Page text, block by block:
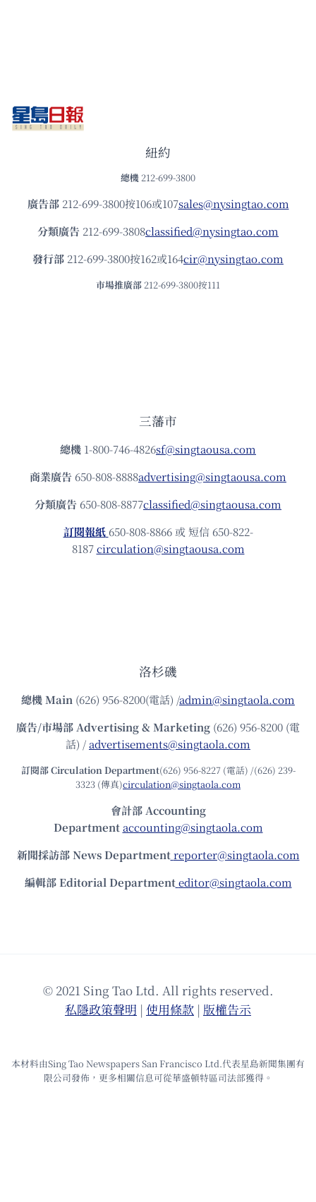
紐約
總機 212-699-3800
廣告部212-699-3800按106或107sales@nysingtao.com
分類廣告 212-699-3808classified@nysingtao.com
發⾏部 212-699-3800按162或164cir@nysingtao.com
市場推廣部 212-699-3800按111
三藩市
總機 1-800-746-4826sf@singtaousa.com
商業廣告 650-808-8888advertising@singtaousa.com
分類廣告 650-808-8877classified@singtaousa.com
訂閱報紙 650-808-8866 或 短信 650-822-
8187circulation@singtaousa.com
洛杉磯
總機Main (626) 956-8200(電話) /admin@singtaola.com
廣告/市場部Advertising & Marketing (626) 956-8200 (電
話) /advertisements@singtaola.com
訂閱部 Circulation Department(626) 956-8227 (電話) /(626) 239-
3323 (傳真)circulation@singtaola.com
會計部 Accounting
Department accounting@singtaola.com
新聞採訪部 News Department reporter@singtaola.com
編輯部 Editorial Department editor@singtaola.com
© 2021 Sing Tao Ltd. All rights reserved.
私隱政策聲明 | 使⽤條款 | 版權告⽰
本材料由Sing Tao Newspapers San Francisco Ltd.代表星島新聞集團有
限公司發佈，更多相關信息可從華盛頓特區司法部獲得。